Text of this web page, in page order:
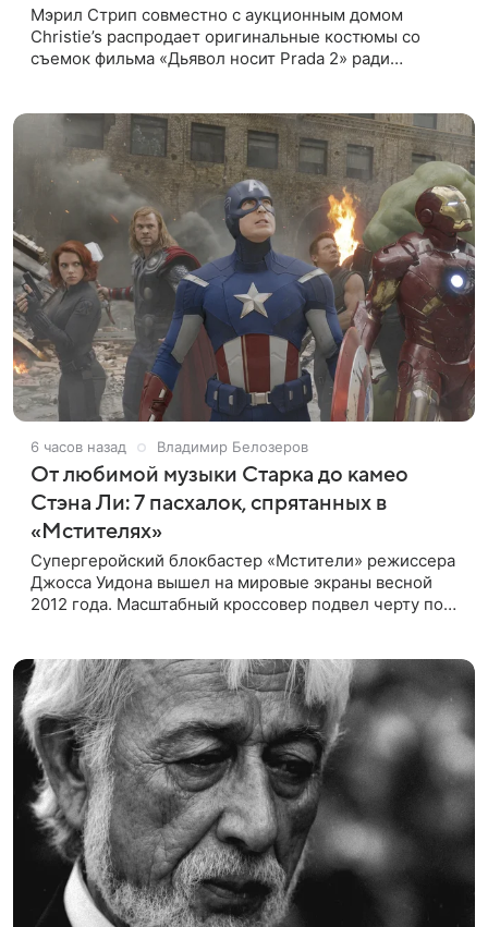
Мэрил Стрип совместно с аукционным домом
Christie’s распродает оригинальные костюмы со
съемок фильма «Дьявол носит Prada 2» ради
6 часов назад Владимир Белозеров
От любимой музыки Старка до камео
Стэна Ли: 7 пасхалок, спрятанных в
«Мстителях»
Супергеройский блокбастер «Мстители» режиссера
Джосса Уидона вышел на мировые экраны весной
2012 года. Масштабный кроссовер подвел черту под